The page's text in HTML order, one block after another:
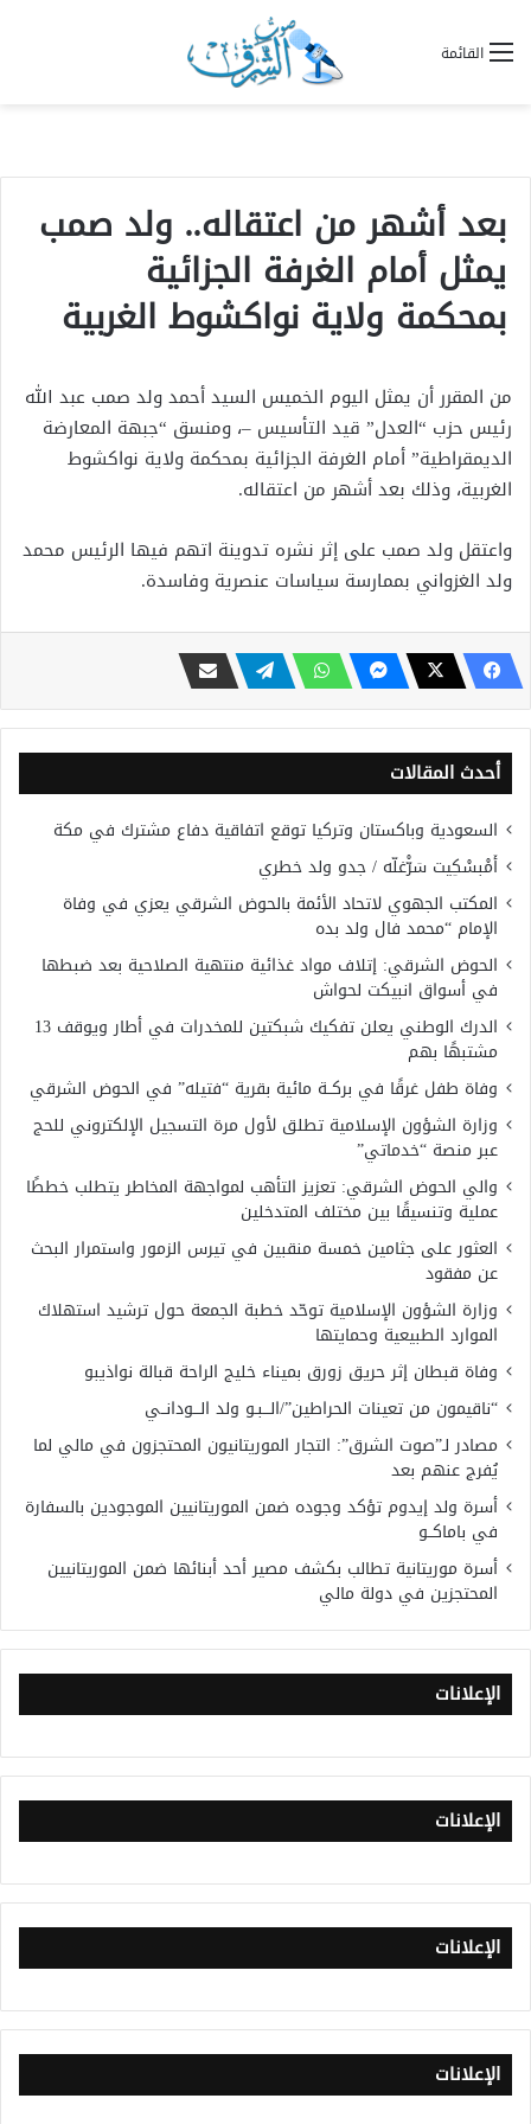
القائمة
بعد أشهر من اعتقاله.. ولد صمب
يمثل أمام الغرفة الجزائية
بمحكمة ولاية نواكشوط الغربية
من المقرر أن يمثل اليوم الخميس السيد أحمد ولد صمب عبد الله
رئيس حزب “العدل” قيد التأسيس –، ومنسق “جبهة المعارضة
الديمقراطية” أمام الغرفة الجزائية بمحكمة ولاية نواكشوط
الغربية، وذلك بعد أشهر من اعتقاله.
واعتقل ولد صمب على إثر نشره تدوينة اتهم فيها الرئيس محمد
ولد الغزواني بممارسة سياسات عنصرية وفاسدة.
أحدث المقالات
السعودية وباكستان وتركيا توقع اتفاقية دفاع مشترك في مكة
أَمْبسْكِيت سَرّْغلّه / جدو ولد خطري
المكتب الجهوي لاتحاد الأئمة بالحوض الشرقي يعزي في وفاة
الإمام “محمد فال ولد بده
الحوض الشرقي: إتلاف مواد غذائية منتهية الصلاحية بعد ضبطها
في أسواق انبيكت لحواش
الدرك الوطني يعلن تفكيك شبكتين للمخدرات في أطار ويوقف 13
مشتبهًا بهم
وفاة طفل غرقًا في بركــة مائية بقرية “فتيله” في الحوض الشرقي
وزارة الشؤون الإسلامية تطلق لأول مرة التسجيل الإلكتروني للحج
عبر منصة “خدماتي”
والي الحوض الشرقي: تعزيز التأهب لمواجهة المخاطر يتطلب خططًا
عملية وتنسيقًا بين مختلف المتدخلين
العثور على جثامين خمسة منقبين في تيرس الزمور واستمرار البحث
عن مفقود
وزارة الشؤون الإسلامية توحّد خطبة الجمعة حول ترشيد استهلاك
الموارد الطبيعية وحمايتها
وفاة قبطان إثر حريق زورق بميناء خليج الراحة قبالة نواذيبو
“ناقيمون من تعينات الحراطين”/الـــبـو ولد الـــودانــي
مصادر لـ”صوت الشرق”: التجار الموريتانيون المحتجزون في مالي لما
يُفرج عنهم بعد
أسرة ولد إيدوم تؤكد وجوده ضمن الموريتانيين الموجودين بالسفارة
في باماكــو
أسرة موريتانية تطالب بكشف مصير أحد أبنائها ضمن الموريتانيين
المحتجزين في دولة مالي
الإعلانات
الإعلانات
الإعلانات
الإعلانات